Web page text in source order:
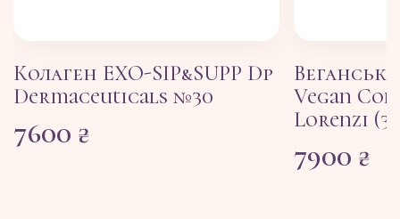
Колаген EXO-SIP&SUPP Dp
Dermaceuticals №30
7600 ₴
Vegan
Lorenzi
7900 ₴